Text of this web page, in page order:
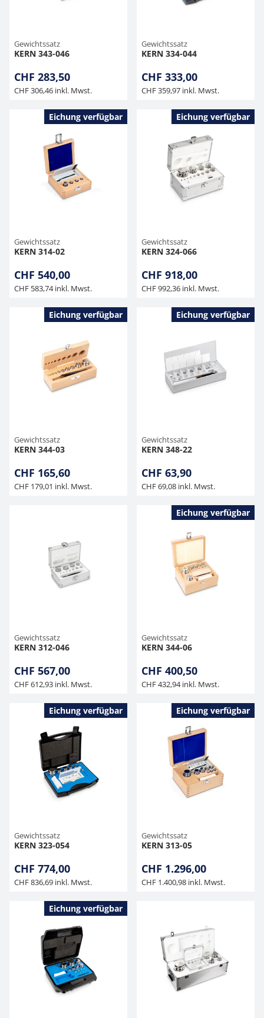
Gewichtssatz
KERN 343-046
CHF 283,50
CHF 306,46 inkl. Mwst.
Gewichtssatz
KERN 334-044
CHF 333,00
CHF 359,97 inkl. Mwst.
Eichung verfügbar
Gewichtssatz
KERN 314-02
CHF 540,00
CHF 583,74 inkl. Mwst.
Eichung verfügbar
Gewichtssatz
KERN 324-066
CHF 918,00
CHF 992,36 inkl. Mwst.
Eichung verfügbar
Gewichtssatz
KERN 344-03
CHF 165,60
CHF 179,01 inkl. Mwst.
Eichung verfügbar
Gewichtssatz
KERN 348-22
CHF 63,90
CHF 69,08 inkl. Mwst.
Gewichtssatz
KERN 312-046
CHF 567,00
CHF 612,93 inkl. Mwst.
Eichung verfügbar
Gewichtssatz
KERN 344-06
CHF 400,50
CHF 432,94 inkl. Mwst.
Eichung verfügbar
Gewichtssatz
KERN 323-054
CHF 774,00
CHF 836,69 inkl. Mwst.
Eichung verfügbar
Gewichtssatz
KERN 313-05
CHF 1.296,00
CHF 1.400,98 inkl. Mwst.
Eichung verfügbar